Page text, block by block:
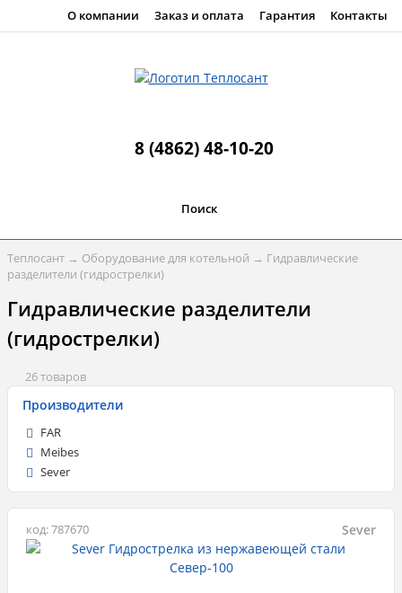
О компании Заказ и оплата Гарантия Контакты
8 (4862) 48-10-20
Поиск
Теплосант → Оборудование для котельной → Гидравлические
разделители (гидрострелки)
Гидравлические разделители
(гидрострелки)
26 товаров
Производители
FAR
Meibes
Sever
код: 787670 Sever